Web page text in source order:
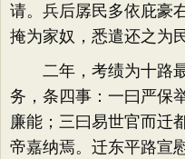
请。兵后孱民多依庇豪
掩为家奴，悉遣还之为民
二年，考绩为十路最
务，条四事：一曰严保
廉能；三曰易世官而迁
帝嘉纳焉。迁东平路宣